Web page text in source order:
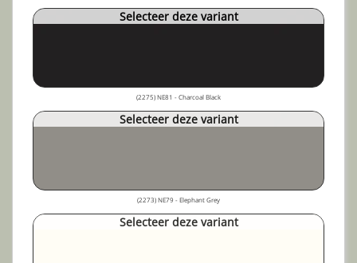
Selecteer deze variant
(2275) NE81 - Charcoal Black
Selecteer deze variant
(2273) NE79 - Elephant Grey
Selecteer deze variant